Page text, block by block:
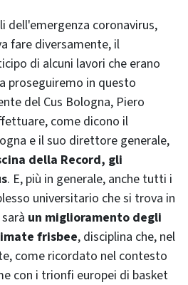
coronavirus,
fare diversamente, il
di alcuni lavori che erano
proseguiremo in questo
del Cus Bologna, Piero
come dicono il
e il suo direttore generale,
della Record, gli
. E, più in generale, anche tutti i
universitario che si trova in
un miglioramento degli
frisbee, disciplina che, nel
come ricordato nel contesto
con i trionfi europei di basket